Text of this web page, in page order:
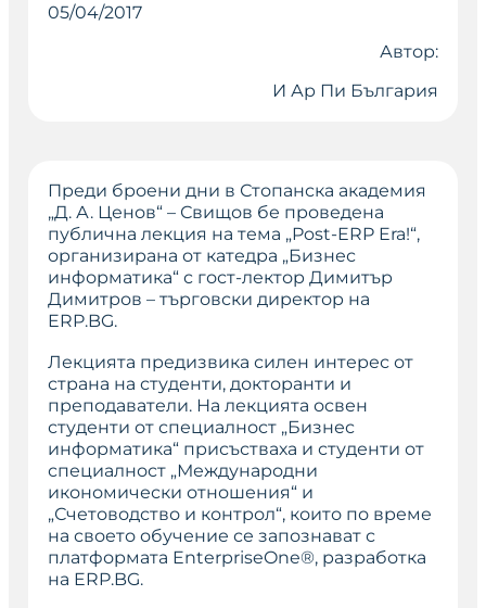
05/04/2017
Автор:
И Ар Пи България
Преди броени дни в Стопанска академия
„Д. А. Ценов“ – Свищов бе проведена
публична лекция на тема „Post-ERP Era!“,
организирана от катедра „Бизнес
информатика“ с гост-лектор Димитър
Димитров – търговски директор на
ERP.BG.
Лекцията предизвика силен интерес от
страна на студенти, докторанти и
преподаватели. На лекцията освен
студенти от специалност „Бизнес
информатика“ присъстваха и студенти от
специалност „Международни
икономически отношения“ и
„Счетоводство и контрол“, които по време
на своето обучение се запознават с
платформата EnterpriseOne®, разработка
на ERP.BG.